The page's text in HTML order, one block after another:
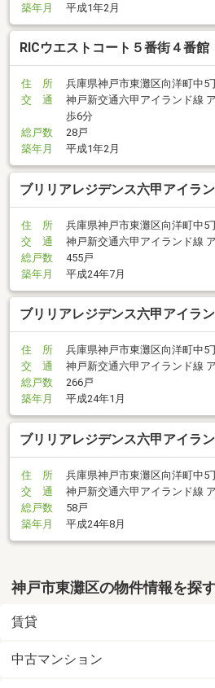
築年月
平成1年2月
RICウエストコート５番街４番館
住 所
兵庫県神戸市東灘区向洋町中5
交 通
神戸新交通六甲アイランド線
歩6分
総戸数
28戸
築年月
平成1年2月
ブリリアレジデンス六甲アイラ
住 所
兵庫県神戸市東灘区向洋町中5
交 通
神戸新交通六甲アイランド線
総戸数
455戸
築年月
平成24年7月
ブリリアレジデンス六甲アイラ
住 所
兵庫県神戸市東灘区向洋町中5
交 通
神戸新交通六甲アイランド線
総戸数
266戸
築年月
平成24年1月
ブリリアレジデンス六甲アイラ
住 所
兵庫県神戸市東灘区向洋町中5
交 通
神戸新交通六甲アイランド線
総戸数
58戸
築年月
平成24年8月
神戸市東灘区の物件情報を探
賃貸
中古マンション